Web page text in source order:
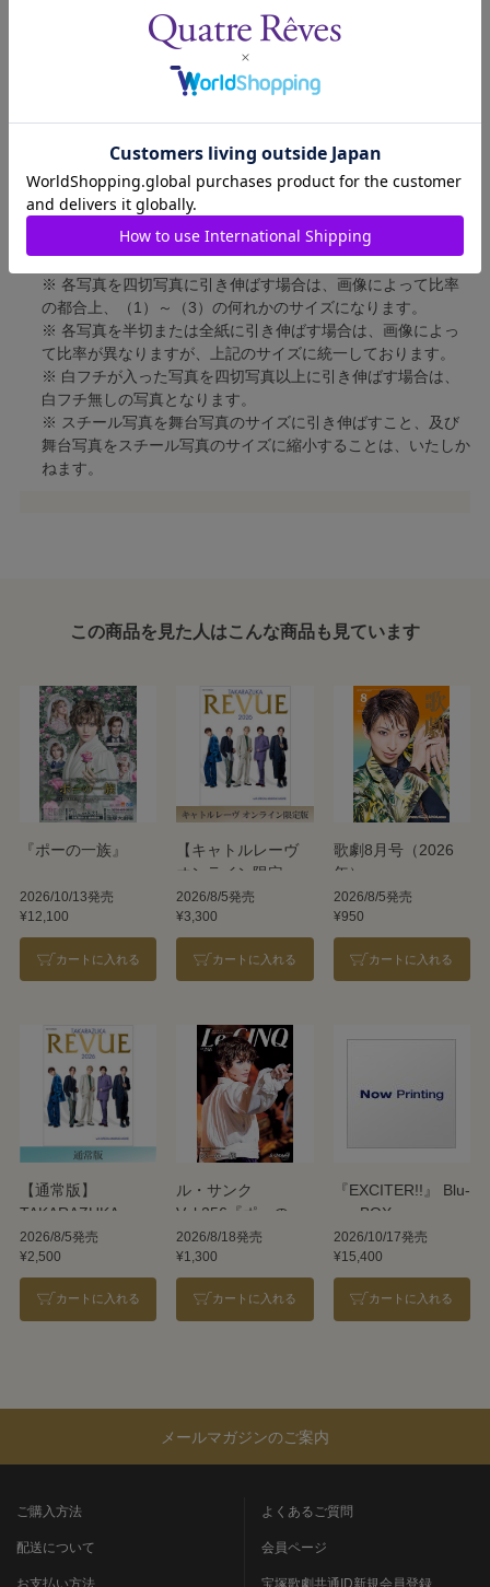
短辺 217mm × 長辺 305mm
短辺 213mm × 長辺 305mm
短辺 254mm × 長辺 305mm
半切写真
短辺 305mm × 長辺 432mm
短辺 402mm × 長辺 559mm
写真のサイズにつきまして、下記の件も併せてご了承ください。
※ 宝塚大劇場および新人公演の舞台写真につきましては、4辺
に白フチが入ります。
※ 各写真を四切写真に引き伸ばす場合は、画像によって比率
の都合上、（1）～（3）の何れかのサイズになります。
※ 各写真を半切または全紙に引き伸ばす場合は、画像によっ
て比率が異なりますが、上記のサイズに統一しております。
※ 白フチが入った写真を四切写真以上に引き伸ばす場合は、
白フチ無しの写真となります。
※ スチール写真を舞台写真のサイズに引き伸ばすこと、及び
舞台写真をスチール写真のサイズに縮小することは、いたしか
ねます。
この商品を見た人はこんな商品も見ています
『ポーの一族』
2026/10/13発売
¥12,100
カートに入れる
【キャトルレーヴ
オンライン限定
版】TAKARAZUKA
REVUE 2026
2026/8/5発売
¥3,300
カートに入れる
歌劇8月号（2026
年）
2026/8/5発売
¥950
カートに入れる
【通常版】
TAKARAZUKA
REVUE 2026
2026/8/5発売
¥2,500
カートに入れる
ル・サンク
Vol.256『ポーの一
族』＜雪組＞
2026/8/18発売
¥1,300
カートに入れる
『EXCITER!!』 Blu-
ray BOX
2026/10/17発売
¥15,400
カートに入れる
メールマガジンのご案内
ご購入方法
配送について
お支払い方法
よくあるご質問
会員ページ
宝塚歌劇共通ID新規会員登録